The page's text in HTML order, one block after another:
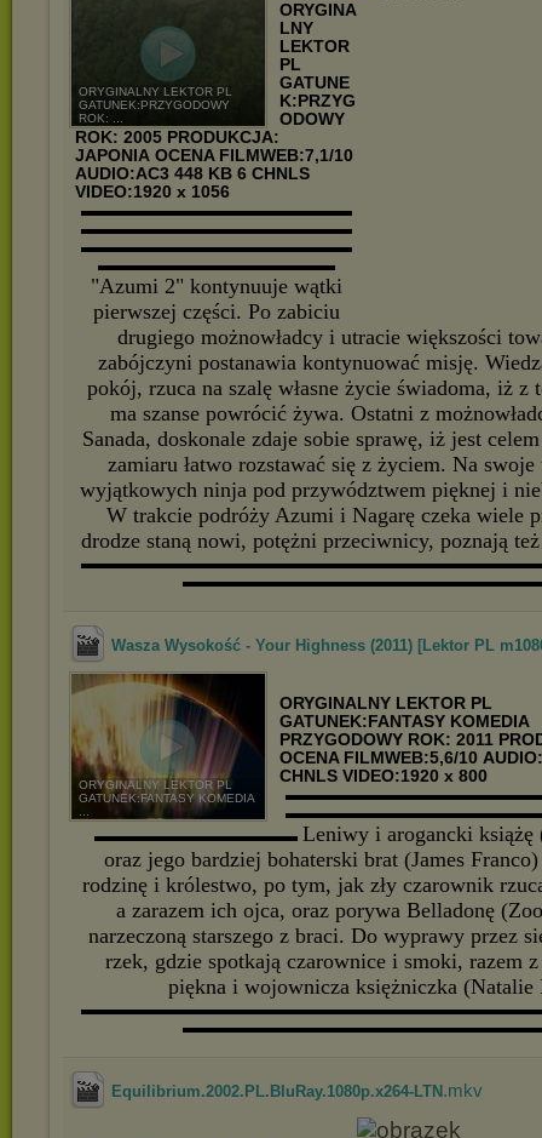
ORYGINALNY LEKTOR PL
GATUNEK:PRZYGODOWY
ROK: ...
ORYGINA
LNY
LEKTOR
PL
GATUNE
K:PRZYG
ODOWY
ROK: 2005 PRODUKCJA:
JAPONIA OCENA FILMWEB:7,1/10
AUDIO:AC3 448 KB 6 CHNLS
VIDEO:1920 x 1056
▬▬▬▬▬▬▬▬▬▬▬▬▬▬▬▬
▬▬▬▬▬▬▬▬▬▬▬▬▬▬▬▬
▬▬▬▬▬▬▬▬▬▬▬▬▬▬▬▬
▬▬▬▬▬▬▬▬▬▬▬▬▬▬
"Azumi 2" kontynuuje wątki
pierwszej części. Po zabiciu
drugiego możnowładcy i utracie większości
zabójczyni postanawia kontynuować misję.
pokój, rzuca na szalę własne życie świadoma, iż
ma szanse powrócić żywa. Ostatni z
Sanada, doskonale zdaje sobie sprawę, iż jest
zamiaru łatwo rozstawać się z życiem. Na swoje
wyjątkowych ninja pod przywództwem pięknej i
W trakcie podróży Azumi i Nagarę czeka wiele
drodze staną nowi, potężni przeciwnicy, poznają
Wasza Wysokość - Your Highness (2011) [Lektor PL
ORYGINALNY LEKTOR PL
GATUNEK:FANTASY KOMEDIA
ORYGINALNY LEKTOR PL
GATUNEK:FANTASY KOMEDIA
PRZYGODOWY ROK: 2011
OCENA FILMWEB:5,6/10
CHNLS VIDEO:1920 x 800
▬▬▬▬▬▬▬▬▬▬▬▬ Leniwy i arogancki
oraz jego bardziej bohaterski brat (James
rodzinę i królestwo, po tym, jak zły czarownik
a zarazem ich ojca, oraz porywa Belladonę
narzeczoną starszego z braci. Do wyprawy przez
rzek, gdzie spotkają czarownice i smoki, razem
piękna i wojownicza księżniczka (Natalie
Equilibrium.2002.PL.BluRay.1080p.x264-LTN.mkv